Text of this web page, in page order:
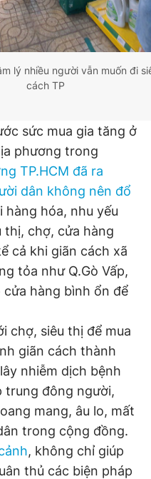
lý nhiều người vẫn muốn đi
cách TP
sức mua gia tăng ở
phương trong
TP.HCM đã ra
dân không nên đổ
hàng hóa, nhu yếu
thị, chợ, cửa hàng
cả khi giãn cách xã
tỏa như Q.Gò Vấp,
cửa hàng bình ổn để
chợ, siêu thị để mua
giãn cách thành
nhiễm dịch bệnh
trung đông người,
mang, âu lo, mất
trong cộng đồng.
, không chỉ giúp
thủ các biện pháp